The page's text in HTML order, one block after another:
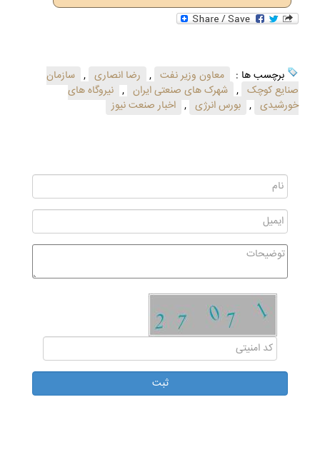
برچسب ها : معاون وزیر نفت , رضا انصاری , سازمان
صنایع کوچک , شهرک های صنعتی ایران , نیروگاه های
خورشیدی , بورس انرژی , اخبار صنعت نیوز